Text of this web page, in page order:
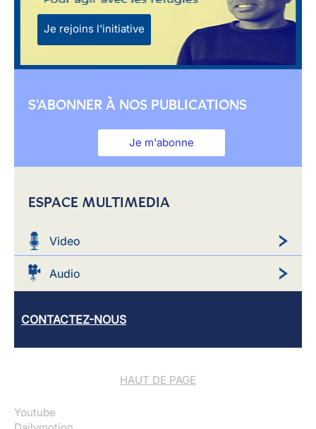
Je rejoins l'initiative
S'ABONNER À NOS PUBLICATIONS
Je m'abonne
ESPACE MULTIMEDIA
Video
Audio
CONTACTEZ-NOUS
HAUT DE PAGE
Youtube